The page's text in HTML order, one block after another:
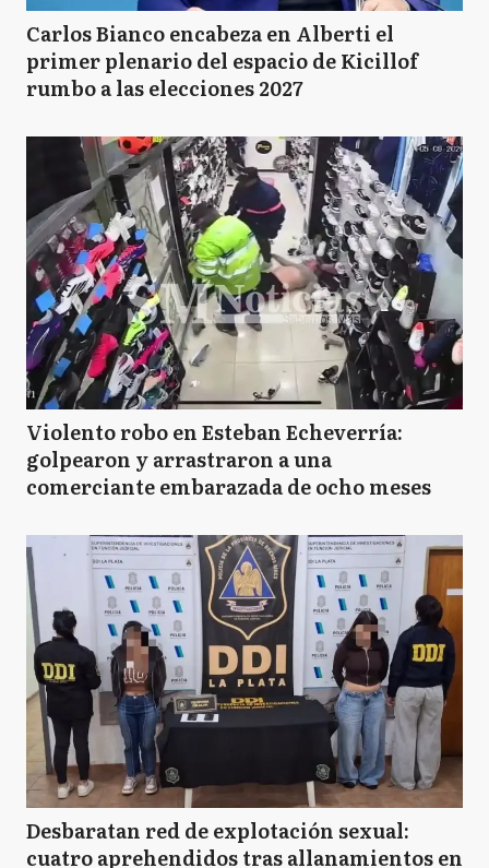
Carlos Bianco encabeza en Alberti el
primer plenario del espacio de Kicillof
rumbo a las elecciones 2027
Violento robo en Esteban Echeverría:
golpearon y arrastraron a una
comerciante embarazada de ocho meses
Desbaratan red de explotación sexual:
cuatro aprehendidos tras allanamientos en